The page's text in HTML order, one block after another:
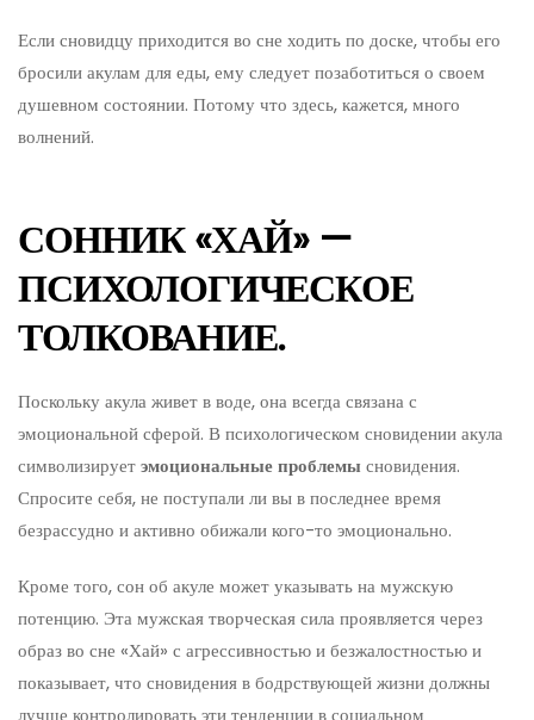
Если сновидцу приходится во сне ходить по доске, чтобы его
бросили акулам для еды, ему следует позаботиться о своем
душевном состоянии. Потому что здесь, кажется, много
волнений.
СОННИК «ХАЙ» —
ПСИХОЛОГИЧЕСКОЕ
ТОЛКОВАНИЕ.
Поскольку акула живет в воде, она всегда связана с
эмоциональной сферой. В психологическом сновидении акула
символизируетэмоциональные проблемысновидения.
Спросите себя, не поступали ли вы в последнее время
безрассудно и активно обижали кого-то эмоционально.
Кроме того, сон об акуле может указывать на мужскую
потенцию. Эта мужская творческая сила проявляется через
образ во сне «Хай» с агрессивностью и безжалостностью и
показывает, что сновидения в бодрствующей жизни должны
лучше контролировать эти тенденции в социальном